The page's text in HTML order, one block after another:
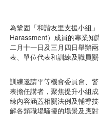
為鞏固「和諧友里支援小組
Harassment）成員的專業知
二月十一日及三月四日舉辦
表、單位代表和訓練及職員關
訓練邀請平等機會委員會、
表擔任講者，聚焦提升小組
練內容涵蓋相關法例及輔導
解各類職場騷擾的場景及應